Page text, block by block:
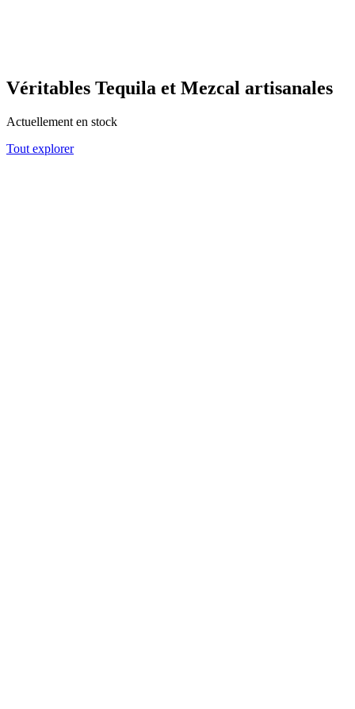
Véritables Tequila et Mezcal artisanales
Actuellement en stock
Tout explorer